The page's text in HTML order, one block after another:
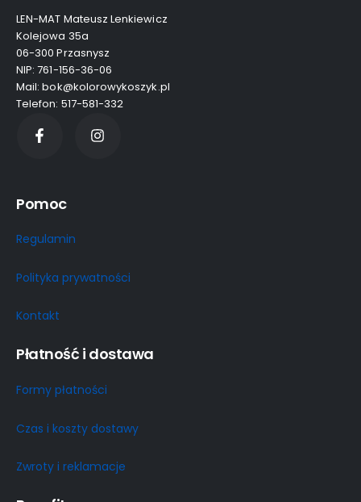
LEN-MAT Mateusz Lenkiewicz
Kolejowa 35a
06-300 Przasnysz
NIP: 761-156-36-06
Mail: bok@kolorowykoszyk.pl
Telefon: 517-581-332
Pomoc
Regulamin
Polityka prywatności
Kontakt
Płatność i dostawa
Formy płatności
Czas i koszty dostawy
Zwroty i reklamacje